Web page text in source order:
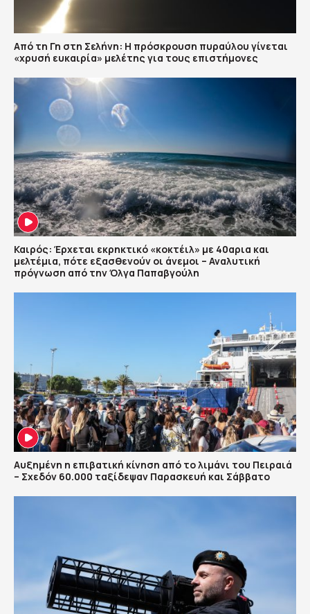
Από τη Γη στη Σελήνη: Η πρόσκρουση πυραύλου γίνεται
«χρυσή ευκαιρία» μελέτης για τους επιστήμονες
Καιρός: Έρχεται εκρηκτικό «κοκτέιλ» με 40αρια και
μελτέμια, πότε εξασθενούν οι άνεμοι – Αναλυτική
πρόγνωση από την Όλγα Παπαβγούλη
Αυξημένη η επιβατική κίνηση από το λιμάνι του Πειραιά
– Σχεδόν 60.000 ταξίδεψαν Παρασκευή και Σάββατο